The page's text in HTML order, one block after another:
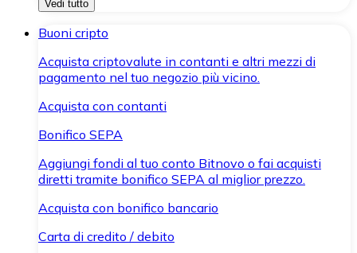
Vedi tutto
Buoni cripto
Acquista criptovalute in contanti e altri mezzi di
pagamento nel tuo negozio più vicino.
Acquista con contanti
Bonifico SEPA
Aggiungi fondi al tuo conto Bitnovo o fai acquisti
diretti tramite bonifico SEPA al miglior prezzo.
Acquista con bonifico bancario
Carta di credito / debito